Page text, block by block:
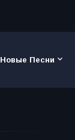
Новые Песни keyboard_arrow_down